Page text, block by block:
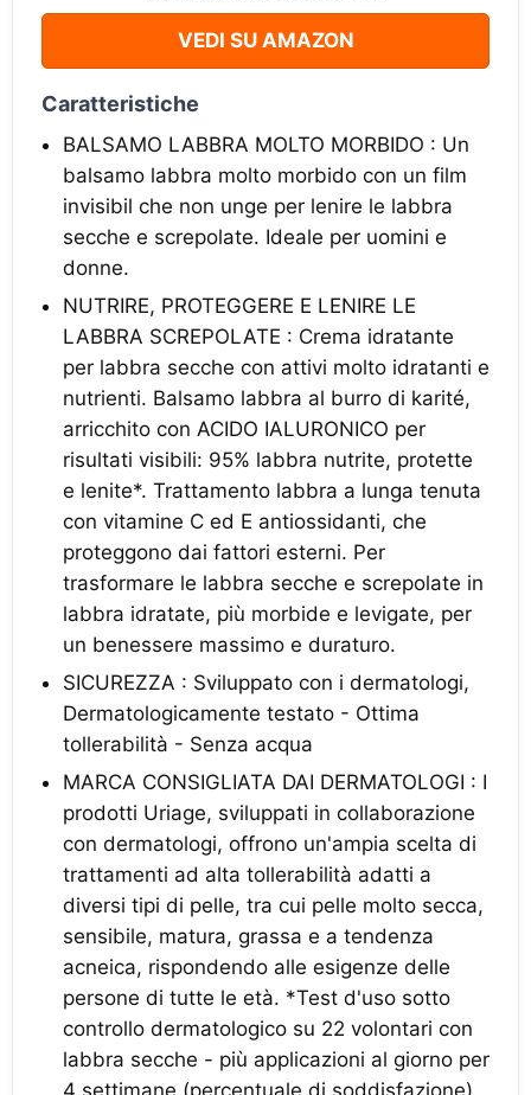
VEDI SU AMAZON
Caratteristiche
BALSAMO LABBRA MOLTO MORBIDO : Un
balsamo labbra molto morbido con un film
invisibil che non unge per lenire le labbra
secche e screpolate. Ideale per uomini e
donne.
NUTRIRE, PROTEGGERE E LENIRE LE
LABBRA SCREPOLATE : Crema idratante
per labbra secche con attivi molto idratanti e
nutrienti. Balsamo labbra al burro di karité,
arricchito con ACIDO IALURONICO per
risultati visibili: 95% labbra nutrite, protette
e lenite*. Trattamento labbra a lunga tenuta
con vitamine C ed E antiossidanti, che
proteggono dai fattori esterni. Per
trasformare le labbra secche e screpolate in
labbra idratate, più morbide e levigate, per
un benessere massimo e duraturo.
SICUREZZA : Sviluppato con i dermatologi,
Dermatologicamente testato - Ottima
tollerabilità - Senza acqua
MARCA CONSIGLIATA DAI DERMATOLOGI : I
prodotti Uriage, sviluppati in collaborazione
con dermatologi, offrono un'ampia scelta di
trattamenti ad alta tollerabilità adatti a
diversi tipi di pelle, tra cui pelle molto secca,
sensibile, matura, grassa e a tendenza
acneica, rispondendo alle esigenze delle
persone di tutte le età. *Test d'uso sotto
controllo dermatologico su 22 volontari con
labbra secche - più applicazioni al giorno per
4 settimane (percentuale di soddisfazione)